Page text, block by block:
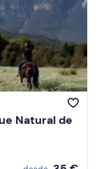
Natural de